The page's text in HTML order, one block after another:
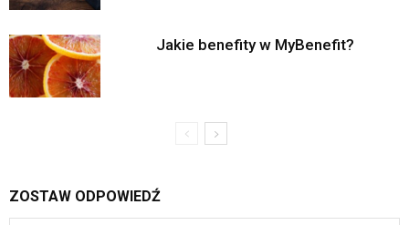
Jakie benefity w MyBenefit?
ZOSTAW ODPOWIEDŹ